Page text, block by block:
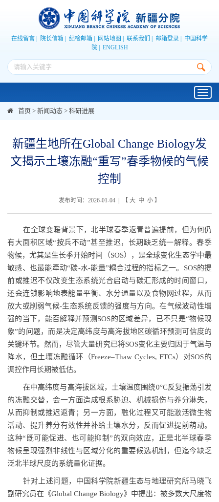
在线留言 院长信箱 纪检邮箱 网站地图 联系我们 邮箱登录
中国科学
院| ENGLISH
首页 > 新闻动态 > 科研进展
新疆生地所在Global Change Biology发
文揭示土壤冻融“重写”春季物候的气候
控制
发布时间：2026-01-04 | 【 大 中 小 】
在全球变暖背景下，北半球春季返青普遍提前，但为何仍
有大面积区域“按兵不动”甚至推迟，长期缺乏统一解释。春季
物候，尤其是生长季开始时间（SOS），是全球变化生态学中最
敏感、也最能牵动“碳-水-能量”耦合过程的指标之一。SOS的提
前或推迟不仅改变生态系统光合启动与碳汇形成的时间窗口，
还会连锁影响地表能量平衡、水分通量以及食物网过程，从而
放大或削弱气候-生态系统反馈的强度与方向。在气候波动性增
强的当下，能否解释并预测SOS的区域差异，已不只是“物候现
象”的问题，而是决定高纬度与高海拔地区碳循环预测可信度的
关键环节。然而，尽管大量研究已将SOS变化主要归因于气温与
降水，但土壤冻融循环（Freeze–Thaw Cycles, FTCs）对SOS的
调控作用长期被低估。
在中高纬度与高海拔区域，土壤温度围绕0°C反复振荡引发
的冻融交替，会一方面造成根系胁迫、机械损伤与养分淋失，
从而抑制或推迟返青；另一方面，融化过程又可能激活微生物
活动、提升养分有效性并补给土壤水分，反而促进提前萌动。
这种“既可能促进、也可能抑制”的双向效应，正是北半球春季
物候呈现强烈非线性与区域分化的重要候选机制，但迄今缺乏
泛北半球尺度的系统量化证据。
针对上述问题，中国科学院新疆生态与地理研究所马晓飞
副研究员在《Global Change Biology》中提出：被多数大尺度物